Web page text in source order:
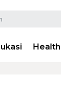
Health